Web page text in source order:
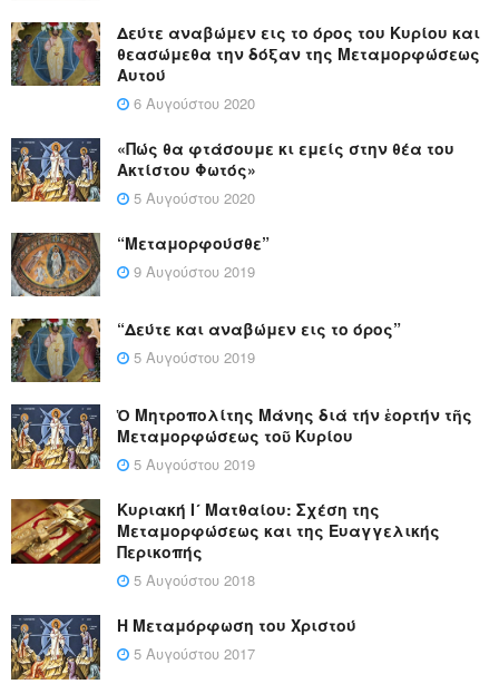
Δεύτε αναβώμεν εις το όρος του Κυρίου και
θεασώμεθα την δόξαν της Μεταμορφώσεως
Αυτού
6 Αυγούστου 2020
«Πώς θα φτάσουμε κι εμείς στην θέα του
Ακτίστου Φωτός»
5 Αυγούστου 2020
“Μεταμορφούσθε”
9 Αυγούστου 2019
“Δεύτε και αναβώμεν εις το όρος”
5 Αυγούστου 2019
Ὁ Μητροπολίτης Μάνης διά τήν ἑορτήν τῆς
Μεταμορφώσεως τοῦ Κυρίου
5 Αυγούστου 2019
Κυριακή Ι´ Ματθαίου: Σχέση της
Μεταμορφώσεως και της Ευαγγελικής
Περικοπής
5 Αυγούστου 2018
Η Μεταμόρφωση του Χριστού
5 Αυγούστου 2017